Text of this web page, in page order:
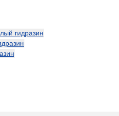
гидразин